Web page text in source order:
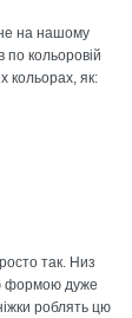
не на нашому
по кольоровій
кольорах, як:
так. Низ
формою дуже
роблять цю